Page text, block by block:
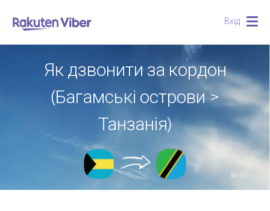
Вхід
Як дзвонити за кордон
(Багамські острови >
Танзанія)